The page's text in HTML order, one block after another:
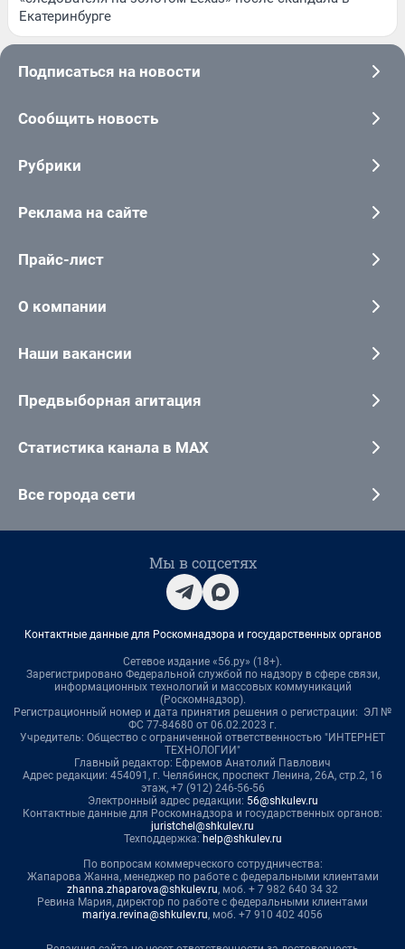
Екатеринбурге
Подписаться на новости
Сообщить новость
Рубрики
Реклама на сайте
Прайс-лист
О компании
Наши вакансии
Предвыборная агитация
Статистика канала в MAX
Все города сети
Мы в соцсетях
Контактные данные для Роскомнадзора и государственных органов
Сетевое издание «56.ру» (18+).
Зарегистрировано Федеральной службой по надзору в сфере связи,
информационных технологий и массовых коммуникаций
(Роскомнадзор).
Регистрационный номер и дата принятия решения о регистрации: ЭЛ №
ФС 77-84680 от 06.02.2023 г.
Учредитель: Общество с ограниченной ответственностью "ИНТЕРНЕТ
ТЕХНОЛОГИИ"
Главный редактор: Ефремов Анатолий Павлович
Адрес редакции: 454091, г. Челябинск, проспект Ленина, 26А, стр.2, 16
этаж, +7 (912) 246-56-56
Электронный адрес редакции: 56@shkulev.ru
Контактные данные для Роскомнадзора и государственных органов:
juristchel@shkulev.ru
Техподдержка: help@shkulev.ru
По вопросам коммерческого сотрудничества:
Жапарова Жанна, менеджер по работе с федеральными клиентами
zhanna.zhaparova@shkulev.ru, моб. + 7 982 640 34 32
Ревина Мария, директор по работе с федеральными клиентами
mariya.revina@shkulev.ru, моб. +7 910 402 4056